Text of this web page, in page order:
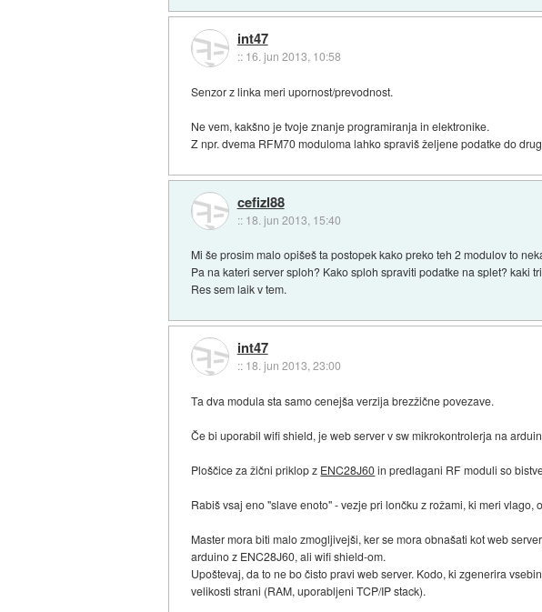
int47
:: 16. jun 2013, 10:58
Senzor z linka meri upornost/prevodnost.
Ne vem, kakšno je tvoje znanje programiranja in elektronike.
Z npr. dvema RFM70 moduloma lahko spraviš željene podatke do
cefizl88
:: 18. jun 2013, 15:40
Mi še prosim malo opišeš ta postopek kako preko teh 2 modulov to
Pa na kateri server sploh? Kako sploh spraviti podatke na splet? kaki
Res sem laik v tem.
int47
:: 18. jun 2013, 23:00
Ta dva modula sta samo cenejša verzija brezžične povezave.
Če bi uporabil wifi shield, je web server v sw mikrokontrolerja na
Ploščice za žični priklop z ENC28J60in predlagani RF moduli so
Rabiš vsaj eno "slave enoto" - vezje pri lončku z rožami, ki meri
Master mora biti malo zmogljivejši, ker se mora obnašati kot web
arduino z ENC28J60, ali wifi shield-om.
Upoštevaj, da to ne bo čisto pravi web server. Kodo, ki zgenerira
velikosti strani (RAM, uporabljeni TCP/IP stack).